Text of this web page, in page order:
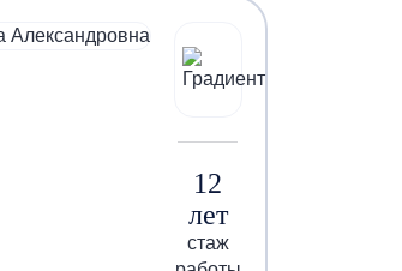
12
лет
стаж